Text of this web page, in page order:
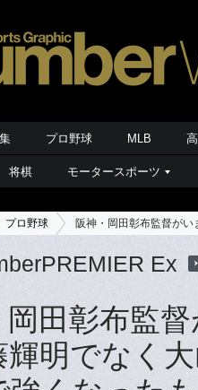
プロ野球 MLB
将棋 モータースポーツ
プロ野球 阪神・岡田彰布監督がい
Ex
岡田彰布監
輝明でなく